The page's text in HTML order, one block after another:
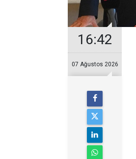
16:42
07 Ağustos 2026